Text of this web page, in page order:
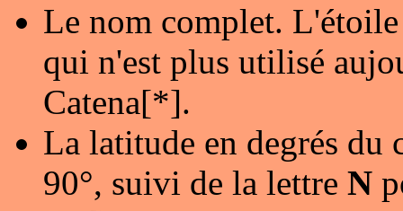
Le nom complet.
qui n'est plus utilisé
Catena[*].
La latitude en degrés du
90°, suivi de la lettre N